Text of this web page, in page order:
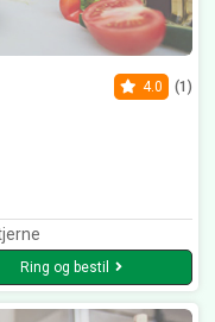
4.0 (1)
Ring og bestil